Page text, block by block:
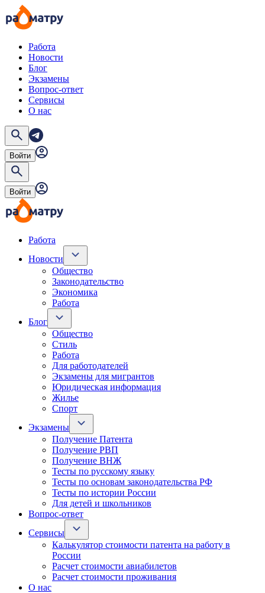
Работа
Новости
Блог
Экзамены
Вопрос-ответ
Сервисы
О нас
Войти
Войти
Работа
Новости
Общество
Законодательство
Экономика
Работа
Блог
Общество
Стиль
Работа
Для работодателей
Экзамены для мигрантов
Юридическая информация
Жилье
Спорт
Экзамены
Получение Патента
Получение РВП
Получение ВНЖ
Тесты по русскому языку
Тесты по основам законодательства РФ
Тесты по истории России
Для детей и школьников
Вопрос-ответ
Сервисы
Калькулятор стоимости патента на работу в
России
Расчет стоимости авиабилетов
Расчет стоимости проживания
О нас